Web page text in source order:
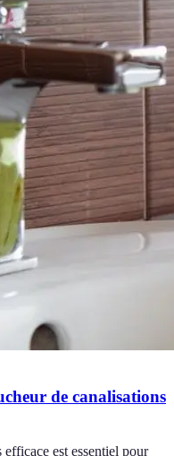
de canalisations
est essentiel pour